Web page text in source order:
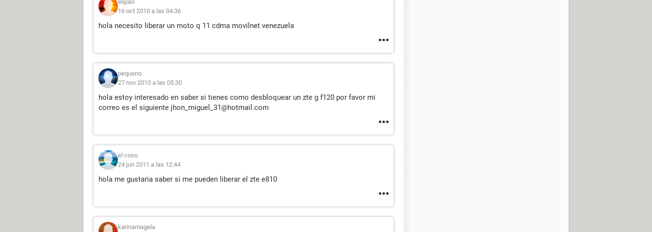
elipao
16 oct 2010 a las 04:36
hola necesito liberar un moto q 11 cdma movilnet venezuela
pequeno
27 nov 2010 a las 05:30
hola estoy interesado en saber si tienes como desbloquear un zte g f120 por favor mi
correo es el siguiente jhon_miguel_31@hotmail.com
el coso
24 jun 2011 a las 12:44
hola me gustaria saber si me pueden liberar el zte e810
karinamagela